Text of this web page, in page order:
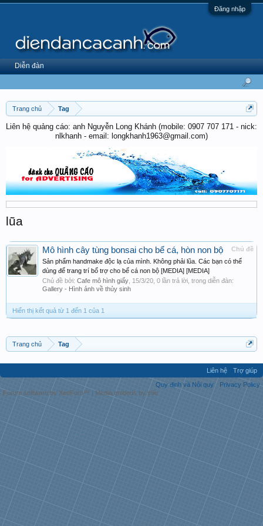
Đăng nhập
Trang chủ Tag
Liên hệ quảng cáo: anh Nguyễn Long Khánh (mobile: 0907 707 171 - nick:
nlkhanh - email: longkhanh1963@gmail.com)
lũa
Chủ đề
Mô hình cây tùng bonsai cho bể cá, hòn non bộ
Sản phẩm handmake độc lạ của mình. Không phải lũa. Các bạn có thể
dùng để trang trí bổ trợ cho bể cá non bộ [MEDIA] [MEDIA]
Chủ đề bởi: Cafe mô hình giấy 15/3/20 , 0 lần trả lời, trong diễn đàn:
Gallery - Hình ảnh về thủy sinh
Hiển thị kết quả từ 1 đến 1 của 1
Trang chủ Tag
Diễn đàn
Liên hệ
Trợ giúp
Quy định và Nội quy
Privacy Policy
Forum software by XenForo™ | Media embeds by s9e